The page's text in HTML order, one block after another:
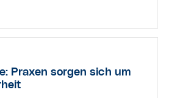
Praxen sorgen sich um